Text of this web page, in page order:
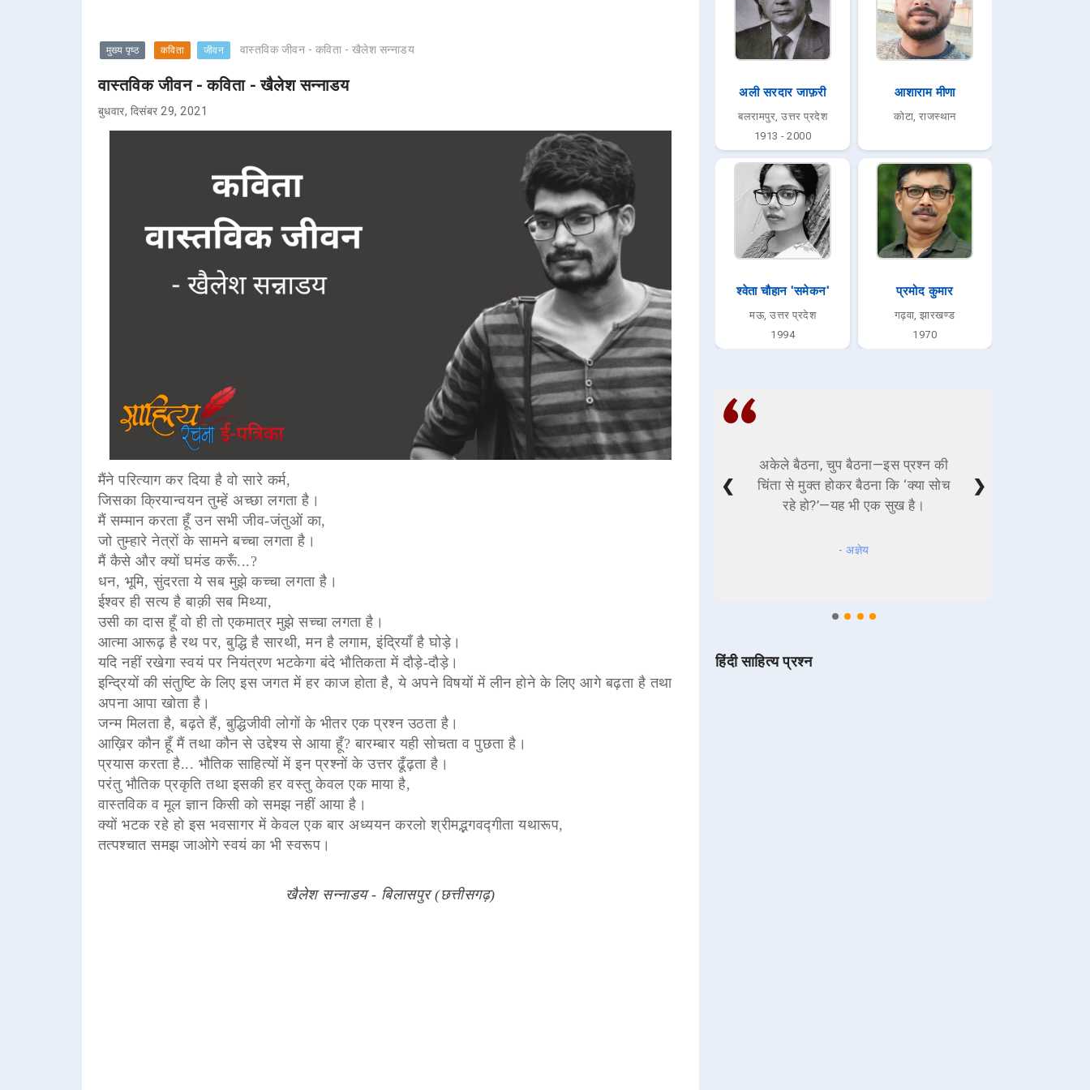
मुख्य पृष्ठ कविता जीवन वास्तविक जीवन - कविता - खैलेश सन्नाडय
वास्तविक जीवन - कविता - खैलेश सन्नाडय
बुधवार, दिसंबर 29, 2021
मैंने परित्याग कर दिया है वो सारे कर्म,
जिसका क्रियान्वयन तुम्हें अच्छा लगता है।
मैं सम्मान करता हूँ उन सभी जीव-जंतुओं का,
जो तुम्हारे नेत्रों के सामने बच्चा लगता है।
मैं कैसे और क्यों घमंड करूँ...?
धन, भूमि, सुंदरता ये सब मुझे कच्चा लगता है।
ईश्वर ही सत्य है बाक़ी सब मिथ्या,
उसी का दास हूँ वो ही तो एकमात्र मुझे सच्चा लगता है।
आत्मा आरूढ़ है रथ पर, बुद्धि है सारथी, मन है लगाम, इंद्रियाँ है घोड़े।
यदि नहीं रखेगा स्वयं पर नियंत्रण भटकेगा बंदे भौतिकता में दौड़े-दौड़े।
इन्द्रियों की संतुष्टि के लिए इस जगत में हर काज होता है, ये अपने विषयों में लीन होने के लिए आगे बढ़ता है तथा
अपना आपा खोता है।
जन्म मिलता है, बढ़ते हैं, बुद्धिजीवी लोगों के भीतर एक प्रश्न उठता है।
आख़िर कौन हूँ मैं तथा कौन से उद्देश्य से आया हूँ? बारम्बार यही सोचता व पुछता है।
प्रयास करता है... भौतिक साहित्यों में इन प्रश्नों के उत्तर ढूँढ़ता है।
परंतु भौतिक प्रकृति तथा इसकी हर वस्तु केवल एक माया है,
वास्तविक व मूल ज्ञान किसी को समझ नहीं आया है।
क्यों भटक रहे हो इस भवसागर में केवल एक बार अध्ययन करलो श्रीमद्भगवद्गीता यथारूप,
तत्पश्चात समझ जाओगे स्वयं का भी स्वरूप।
खैलेश सन्नाडय - बिलासपुर (छत्तीसगढ़)
अली सरदार जाफ़री
बलरामपुर, उत्तर प्रदेश
1913 - 2000
आशाराम मीणा
कोटा, राजस्थान
श्वेता चौहान 'समेकन'
मऊ, उत्तर प्रदेश
1994
प्रमोद कुमार
गढ़वा, झारखण्ड
1970
अकेले बैठना, चुप बैठना—इस प्रश्न की
चिंता से मुक्त होकर बैठना कि ‘क्या सोच
रहे हो?’—यह भी एक सुख है।
- अज्ञेय
❮ ❯
हिंदी साहित्य प्रश्न